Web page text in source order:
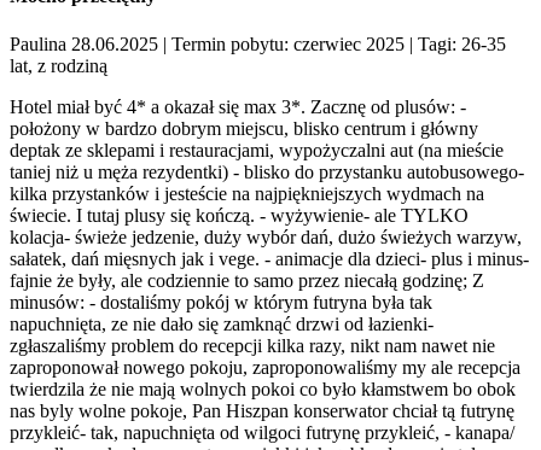
Paulina 28.06.2025 | Termin pobytu: czerwiec 2025 | Tagi: 26-35
lat, z rodziną
Hotel miał być 4* a okazał się max 3*. Zacznę od plusów: -
położony w bardzo dobrym miejscu, blisko centrum i główny
deptak ze sklepami i restauracjami, wypożyczalni aut (na mieście
taniej niż u męża rezydentki) - blisko do przystanku autobusowego-
kilka przystanków i jesteście na najpiękniejszych wydmach na
świecie. I tutaj plusy się kończą. - wyżywienie- ale TYLKO
kolacja- świeże jedzenie, duży wybór dań, dużo świeżych warzyw,
sałatek, dań mięsnych jak i vege. - animacje dla dzieci- plus i minus-
fajnie że były, ale codziennie to samo przez niecałą godzinę; Z
minusów: - dostaliśmy pokój w którym futryna była tak
napuchnięta, ze nie dało się zamknąć drzwi od łazienki-
zgłaszaliśmy problem do recepcji kilka razy, nikt nam nawet nie
zaproponował nowego pokoju, zaproponowaliśmy my ale recepcja
twierdzila że nie mają wolnych pokoi co było kłamstwem bo obok
nas byly wolne pokoje, Pan Hiszpan konserwator chciał tą futrynę
przykleić- tak, napuchnięta od wilgoci futrynę przykleić, - kanapa/